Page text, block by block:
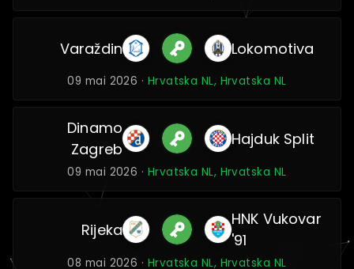
Varaždin Lokomotiva
09 mai 2026 · Hrvatska NL, Hrvatska NL
Dinamo
Zagreb
Hajduk Split
09 mai 2026 · Hrvatska NL, Hrvatska NL
Rijeka
HNK Vukovar
'91
08 mai 2026 · Hrvatska NL, Hrvatska NL